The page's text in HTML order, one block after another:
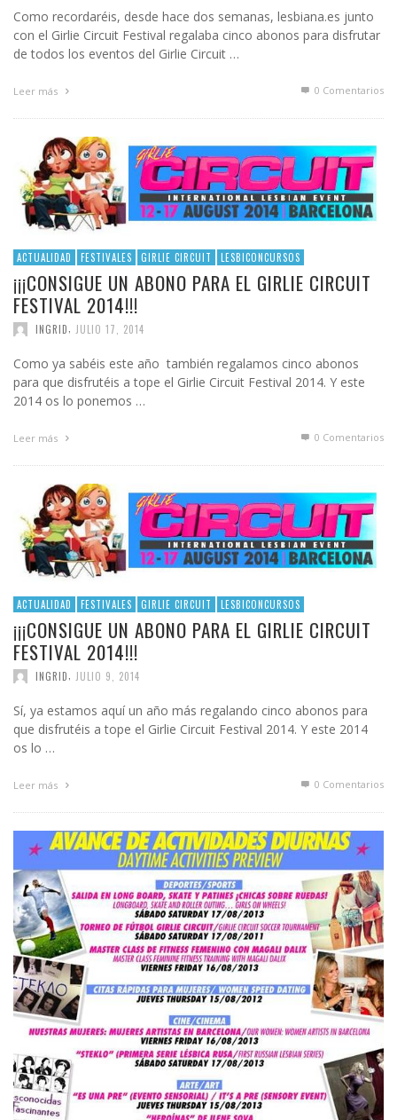
Como recordaréis, desde hace dos semanas, lesbiana.es junto
con el Girlie Circuit Festival regalaba cinco abonos para disfrutar
de todos los eventos del Girlie Circuit …
Leer más 0 Comentarios
ACTUALIDAD FESTIVALES GIRLIE CIRCUIT LESBICONCURSOS
¡¡¡CONSIGUE UN ABONO PARA EL GIRLIE CIRCUIT
FESTIVAL 2014!!!
INGRID JULIO 17, 2014
Como ya sabéis este año también regalamos cinco abonos
para que disfrutéis a tope el Girlie Circuit Festival 2014. Y este
2014 os lo ponemos …
Leer más 0 Comentarios
ACTUALIDAD FESTIVALES GIRLIE CIRCUIT LESBICONCURSOS
¡¡¡CONSIGUE UN ABONO PARA EL GIRLIE CIRCUIT
FESTIVAL 2014!!!
INGRID JULIO 9, 2014
Sí, ya estamos aquí un año más regalando cinco abonos para
que disfrutéis a tope el Girlie Circuit Festival 2014. Y este 2014
os lo …
Leer más 0 Comentarios